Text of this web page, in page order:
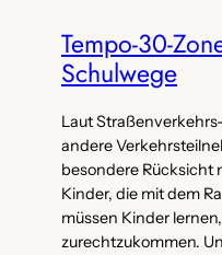
Tempo-30-
Schulwege
Laut
andere
besondere Rücksicht
Kinder, die mit dem
müssen Kinder
zurechtzukommen.